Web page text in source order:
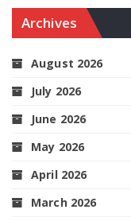
Archives
August 2026
July 2026
June 2026
May 2026
April 2026
March 2026